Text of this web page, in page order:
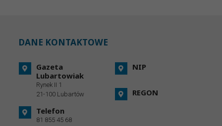
DANE KONTAKTOWE
Gazeta
Lubartowiak
Rynek II 1
21-100 Lubartów
Telefon
81 855 45 68
NIP
REGON